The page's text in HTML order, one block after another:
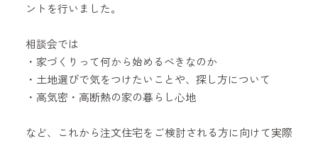
ントを行いました。
相談会では
・家づくりって何から始めるべきなのか
・土地選びで気をつけたいことや、探し方について
・高気密・高断熱の家の暮らし心地
など、これから注文住宅をご検討される方に向けて実際